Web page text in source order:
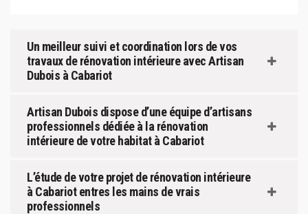
Un meilleur suivi et coordination lors de vos
travaux de rénovation intérieure avec Artisan
Dubois à Cabariot
Artisan Dubois dispose d’une équipe d’artisans
professionnels dédiée à la rénovation
intérieure de votre habitat à Cabariot
L’étude de votre projet de rénovation intérieure
à Cabariot entres les mains de vrais
professionnels